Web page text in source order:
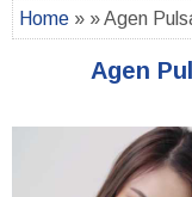
Home » » Agen
Agen